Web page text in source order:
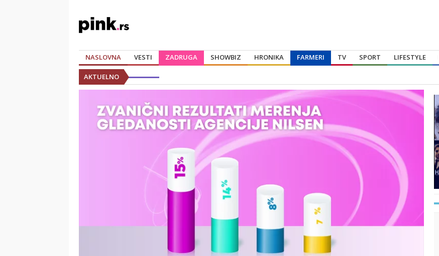
NASLOVNA VESTI ZADRUGA SHOWBIZ HRONIKA FARMERI TV SPORT LIFESTYLE
AKTUELNO